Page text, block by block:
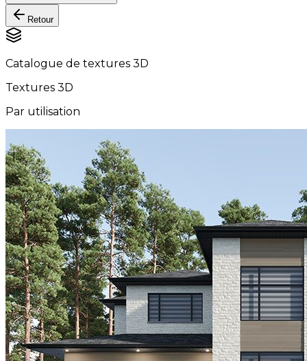
Retour
Catalogue de textures 3D
Textures 3D
Par utilisation